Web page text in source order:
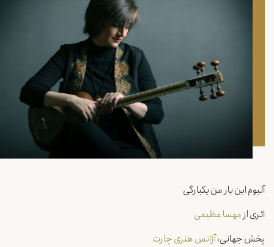
آلبوم این بار من یکبارگی
اثری ازمهسا عظیمی
پخش جهانی:آژانس هنری چارت